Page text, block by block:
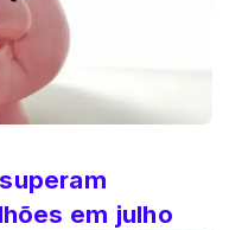
em julho